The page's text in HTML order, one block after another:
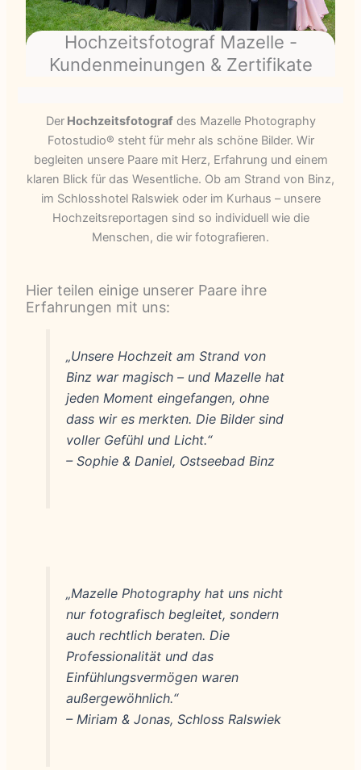
Hochzeitsfotograf Mazelle -
Kundenmeinungen & Zertifikate
DerHochzeitsfotografdes Mazelle Photography
Fotostudio® steht für mehr als schöne Bilder. Wir
begleiten unsere Paare mit Herz, Erfahrung und einem
klaren Blick für das Wesentliche. Ob am Strand von Binz,
im Schlosshotel Ralswiek oder im Kurhaus – unsere
Hochzeitsreportagen sind so individuell wie die
Menschen, die wir fotografieren.
Hier teilen einige unserer Paare ihre
Erfahrungen mit uns:
„Unsere Hochzeit am Strand von
Binz war magisch – und Mazelle hat
jeden Moment eingefangen, ohne
dass wir es merkten. Die Bilder sind
voller Gefühl und Licht.“
– Sophie & Daniel, Ostseebad Binz
„Mazelle Photography hat uns nicht
nur fotografisch begleitet, sondern
auch rechtlich beraten. Die
Professionalität und das
Einfühlungsvermögen waren
außergewöhnlich.“
– Miriam & Jonas, Schloss Ralswiek